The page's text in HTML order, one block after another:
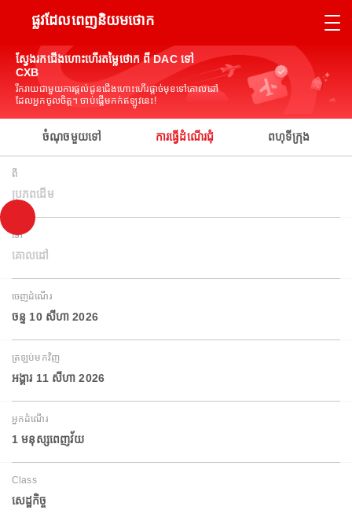
ផ្លូវដែលពេញនិយមថោក
ស្វែងរកជើងហោះហើរតម្លៃថោក ពី DAC ទៅ
CXB
រីករាយជាមួយការផ្តល់ជូនជើងហោះហើរផ្តាច់មុខទៅគោលដៅ
ដែលអ្នកចូលចិត្ត។ ចាប់ផ្តើមកក់ឥឡូវនេះ!
ចំណុចមួយទៅ ការធ្វើដំណើរជុំ ពហុទីក្រុង
ពី
ប្រភពដើម
ទៅ
គោលដៅ
ចេញដំណើរ
ចន្ទ 10 សីហា 2026
ត្រឡប់មកវិញ
អង្គារ 11 សីហា 2026
អ្នកដំណើរ
1 មនុស្សពេញវ័យ
Class
សេដ្ឋកិច្ច